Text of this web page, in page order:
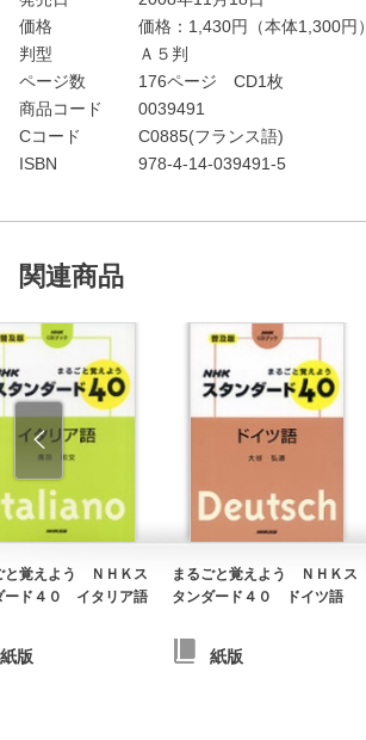
価格
価格： 1,430円（本体1,300円）
判型
Ａ５判
ページ数
176ページ CD1枚
商品コード
0039491
Cコード
C0885(フランス語)
ISBN
978-4-14-039491-5
関連商品
と覚えよう ＮＨＫス
ード４０ イタリア語
紙版
まるごと覚えよう ＮＨＫス
タンダード４０ ドイツ語
紙版